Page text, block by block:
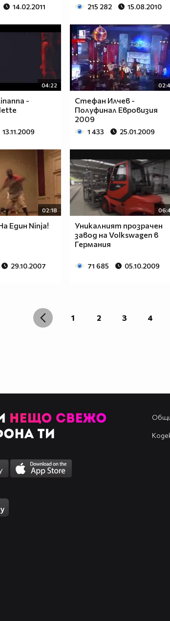
14.02.2011 215 282 15.08.2010
04:22
-
13.11.2009
Стефан Илчев -
Полуфинал Евровизия
2009
1 433 25.01.2009
02:18
Един Ninja!
29.10.2007
Уникалният прозрачен
завод на Volkswagen в
Германия
71 685 05.10.2009
1 2 3 4